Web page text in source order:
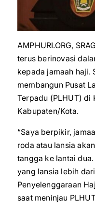
AMPHURI.ORG,
terus berinovasi
kepada jamaah haji.
membangun Pusat
Terpadu (PLHUT) di
Kabupaten/Kota.
“Saya berpikir,
roda atau lansia
tangga ke lantai
yang lansia lebih
Penyelenggaraan
saat meninjau